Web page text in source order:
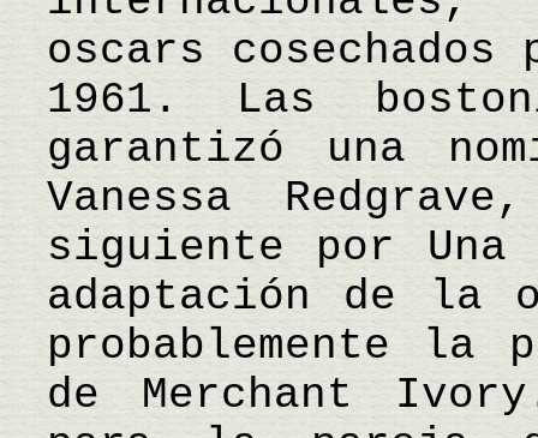
oscars
1961. Las
garantizó una
Vanessa
siguiente por
adaptación de la
probablemente la
de Merchant